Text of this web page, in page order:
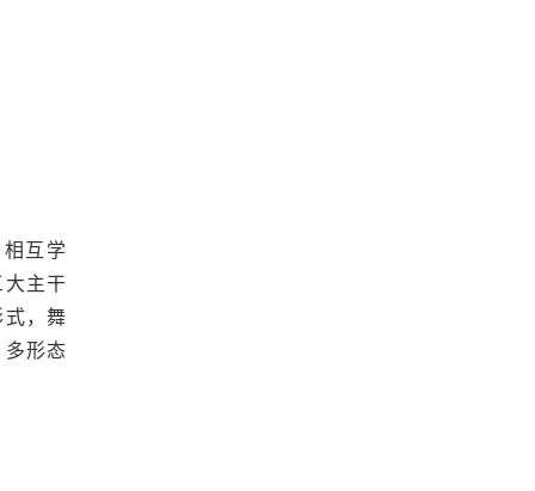
互学
主干
，舞
形态